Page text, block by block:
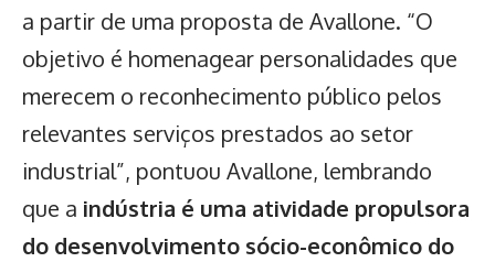
a partir de uma proposta de Avallone. “O
objetivo é homenagear personalidades que
merecem o reconhecimento público pelos
relevantes serviços prestados ao setor
industrial”, pontuou Avallone, lembrando
que a indústria é uma atividade propulsora
do desenvolvimento sócio-econômico do